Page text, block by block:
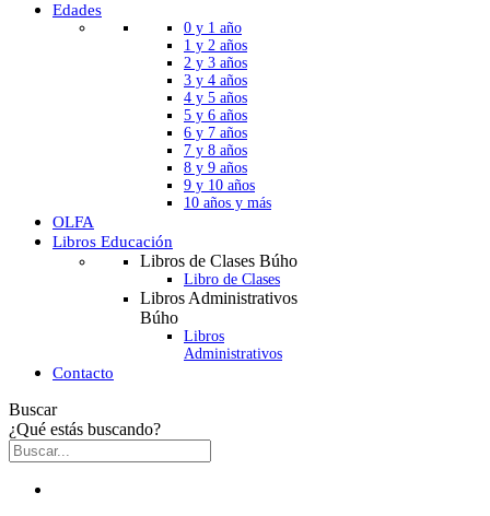
Edades
0 y 1 año
1 y 2 años
2 y 3 años
3 y 4 años
4 y 5 años
5 y 6 años
6 y 7 años
7 y 8 años
8 y 9 años
9 y 10 años
10 años y más
OLFA
Libros Educación
Libros de Clases Búho
Libro de Clases
Libros Administrativos
Búho
Libros
Administrativos
Contacto
Buscar
¿Qué estás buscando?